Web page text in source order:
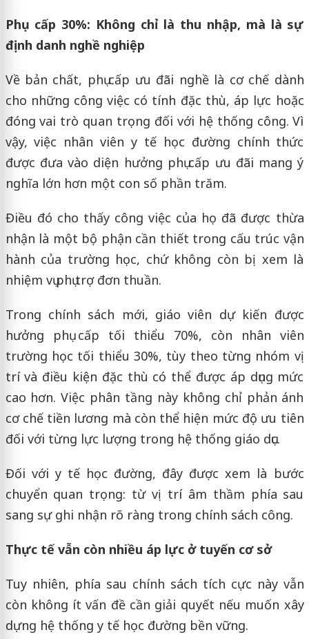
Phụ cấp 30%: Không chỉ là thu nhập, mà là sự
định danh nghề nghiệp
Về bản chất, phụ cấp ưu đãi nghề là cơ chế dành
cho những công việc có tính đặc thù, áp lực hoặc
đóng vai trò quan trọng đối với hệ thống công. Vì
vậy, việc nhân viên y tế học đường chính thức
được đưa vào diện hưởng phụ cấp ưu đãi mang ý
nghĩa lớn hơn một con số phần trăm.
Điều đó cho thấy công việc của họ đã được thừa
nhận là một bộ phận cần thiết trong cấu trúc vận
hành của trường học, chứ không còn bị xem là
nhiệm vụ phụ trợ đơn thuần.
Trong chính sách mới, giáo viên dự kiến được
hưởng phụ cấp tối thiểu 70%, còn nhân viên
trường học tối thiểu 30%, tùy theo từng nhóm vị
trí và điều kiện đặc thù có thể được áp dụng mức
cao hơn. Việc phân tầng này không chỉ phản ánh
cơ chế tiền lương mà còn thể hiện mức độ ưu tiên
đối với từng lực lượng trong hệ thống giáo dục.
Đối với y tế học đường, đây được xem là bước
chuyển quan trọng: từ vị trí âm thầm phía sau
sang sự ghi nhận rõ ràng trong chính sách công.
Thực tế vẫn còn nhiều áp lực ở tuyến cơ sở
Tuy nhiên, phía sau chính sách tích cực này vẫn
còn không ít vấn đề cần giải quyết nếu muốn xây
dựng hệ thống y tế học đường bền vững.